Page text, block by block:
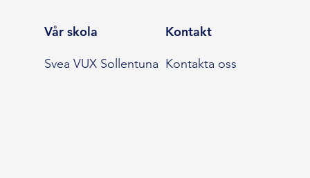
Vår skola
Svea VUX Sollentuna
Kontakt
Kontakta oss